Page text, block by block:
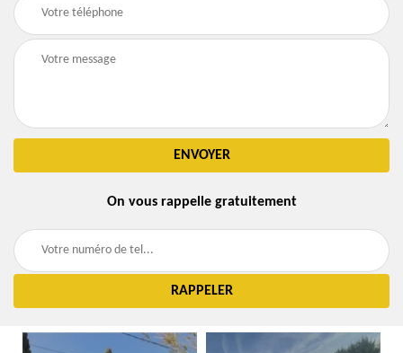
On vous rappelle gratuitement